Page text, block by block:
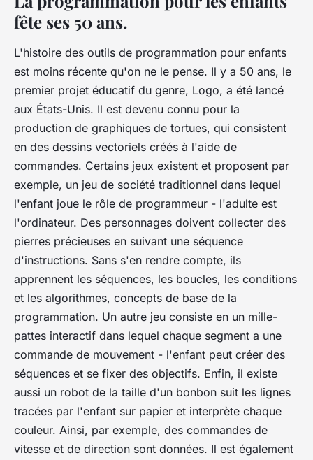
fête ses 50 ans.
L'histoire des outils de programmation pour enfants
est moins récente qu'on ne le pense. Il y a 50 ans, le
premier projet éducatif du genre, Logo, a été lancé
aux États-Unis. Il est devenu connu pour la
production de graphiques de tortues, qui consistent
en des dessins vectoriels créés à l'aide de
commandes. Certains jeux existent et proposent par
exemple, un jeu de société traditionnel dans lequel
l'enfant joue le rôle de programmeur - l'adulte est
l'ordinateur. Des personnages doivent collecter des
pierres précieuses en suivant une séquence
d'instructions. Sans s'en rendre compte, ils
apprennent les séquences, les boucles, les conditions
et les algorithmes, concepts de base de la
programmation. Un autre jeu consiste en un mille-
pattes interactif dans lequel chaque segment a une
commande de mouvement - l'enfant peut créer des
séquences et se fixer des objectifs. Enfin, il existe
aussi un robot de la taille d'un bonbon suit les lignes
tracées par l'enfant sur papier et interprète chaque
couleur. Ainsi, par exemple, des commandes de
vitesse et de direction sont données. Il est également